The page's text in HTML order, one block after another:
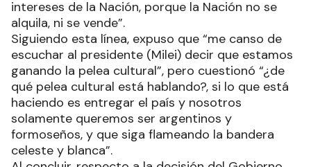
intereses de la Nación, porque la Nación no se
alquila, ni se vende”.
Siguiendo esta línea, expuso que “me canso de
escuchar al presidente (Milei) decir que estamos
ganando la pelea cultural”, pero cuestionó “¿de
qué pelea cultural está hablando?, si lo que está
haciendo es entregar el país y nosotros
solamente queremos ser argentinos y
formoseños, y que siga flameando la bandera
celeste y blanca”.